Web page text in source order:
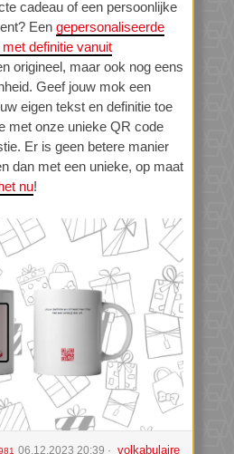
cadeau of een persoonlijke
Een gepersonaliseerde
definitie vanuit
origineel, maar ook nog eens
Geef jouw mok een
eigen tekst en definitie toe
met onze unieke QR code
Er is geen betere manier
dan met een unieke, op maat
nu!
06.12.2023 20:39 volkabulaire